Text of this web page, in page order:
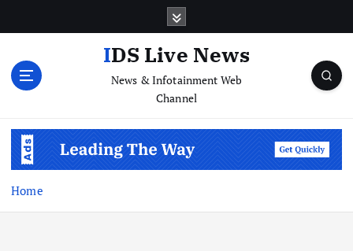
IDS Live News
News & Infotainment Web
Channel
Home